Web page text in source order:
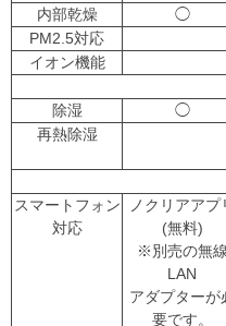
内部乾燥 ◯
PM2.5対応
イオン機能
除湿
◯
再熱除湿
スマートフォン
対応
ノクリアアプ
(無料)
※別売の無線
LAN
アダプターが
要です。